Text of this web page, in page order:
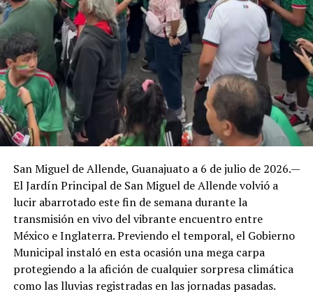
San Miguel de Allende, Guanajuato a 6 de julio de 2026.—
El Jardín Principal de San Miguel de Allende volvió a
lucir abarrotado este fin de semana durante la
transmisión en vivo del vibrante encuentro entre
México e Inglaterra. Previendo el temporal, el Gobierno
Municipal instaló en esta ocasión una mega carpa
protegiendo a la afición de cualquier sorpresa climática
como las lluvias registradas en las jornadas pasadas.